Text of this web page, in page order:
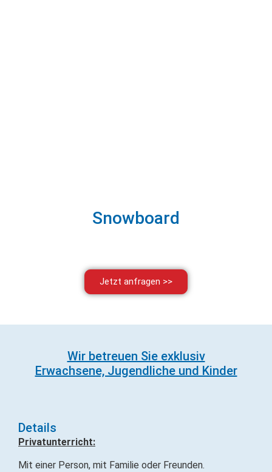
Snowboard
Jetzt anfragen >>
Wir betreuen Sie exklusiv
Erwachsene, Jugendliche und Kinder
Details
Privatunterricht:
Mit einer Person, mit Familie oder Freunden.